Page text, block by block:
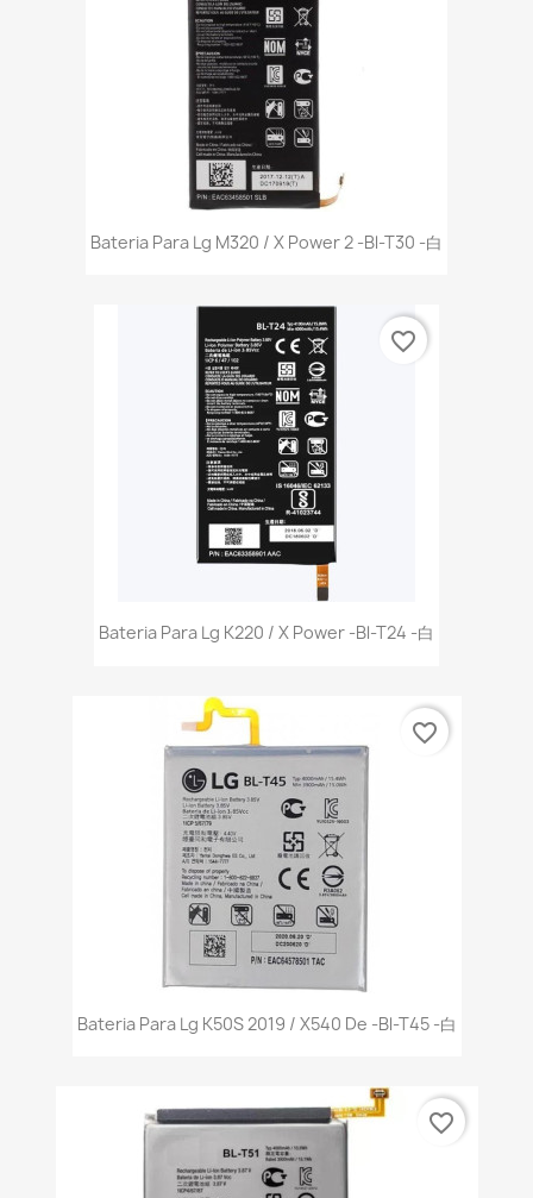
Bateria Para Lg M320 / X Power 2 -Bl-T30 -白
Bateria Para Lg K220 / X Power -Bl-T24 -白
favorite_border
Bateria Para Lg K50S 2019 / X540 De -Bl-T45 -白
favorite_border
favorite_border